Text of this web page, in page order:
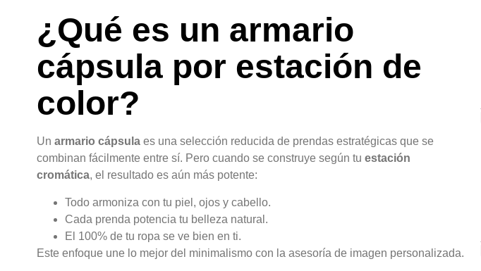
¿Qué es un armario
cápsula por estación de
color?
Un armario cápsula es una selección reducida de prendas estratégicas que se
combinan fácilmente entre sí. Pero cuando se construye según tu estación
cromática, el resultado es aún más potente:
Todo armoniza con tu piel, ojos y cabello.
Cada prenda potencia tu belleza natural.
El 100% de tu ropa se ve bien en ti.
Este enfoque une lo mejor del minimalismo con la asesoría de imagen personalizada.